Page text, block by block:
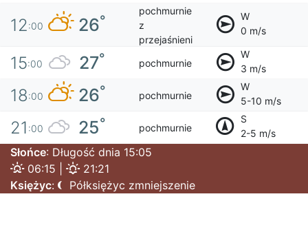
12:00 26°
pochmurnie
z
przejaśnieni
W
0 m/s
15:00 27° pochmurnie
W
3 m/s
18:00 26° pochmurnie
W
5-10 m/s
21 :00 25° pochmurnie
S
2-5 m/s
Słońce: Długość dnia 15:05
06:15 |
21:21
Księżyc: Półksiężyc zmniejszenie